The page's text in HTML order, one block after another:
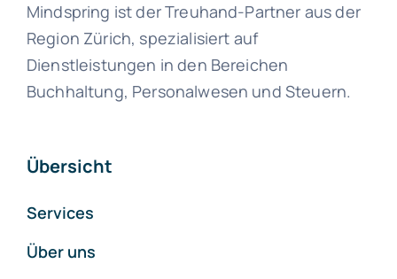
Mindspring ist der Treuhand-Partner aus der
Region Zürich, spezialisiert auf
Dienstleistungen in den Bereichen
Buchhaltung, Personalwesen und Steuern.
Übersicht
Services
Über uns